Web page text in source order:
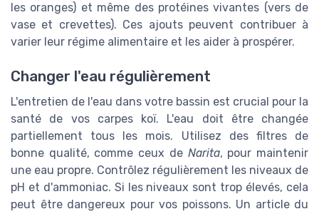
les oranges) et même des protéines vivantes (vers de
vase et crevettes). Ces ajouts peuvent contribuer à
varier leur régime alimentaire et les aider à prospérer.
Changer l'eau régulièrement
L'entretien de l'eau dans votre bassin est crucial pour la
santé de vos carpes koï. L'eau doit être changée
partiellement tous les mois. Utilisez des filtres de
bonne qualité, comme ceux de Narita, pour maintenir
une eau propre. Contrôlez régulièrement les niveaux de
pH et d'ammoniac. Si les niveaux sont trop élevés, cela
peut être dangereux pour vos poissons. Un article du